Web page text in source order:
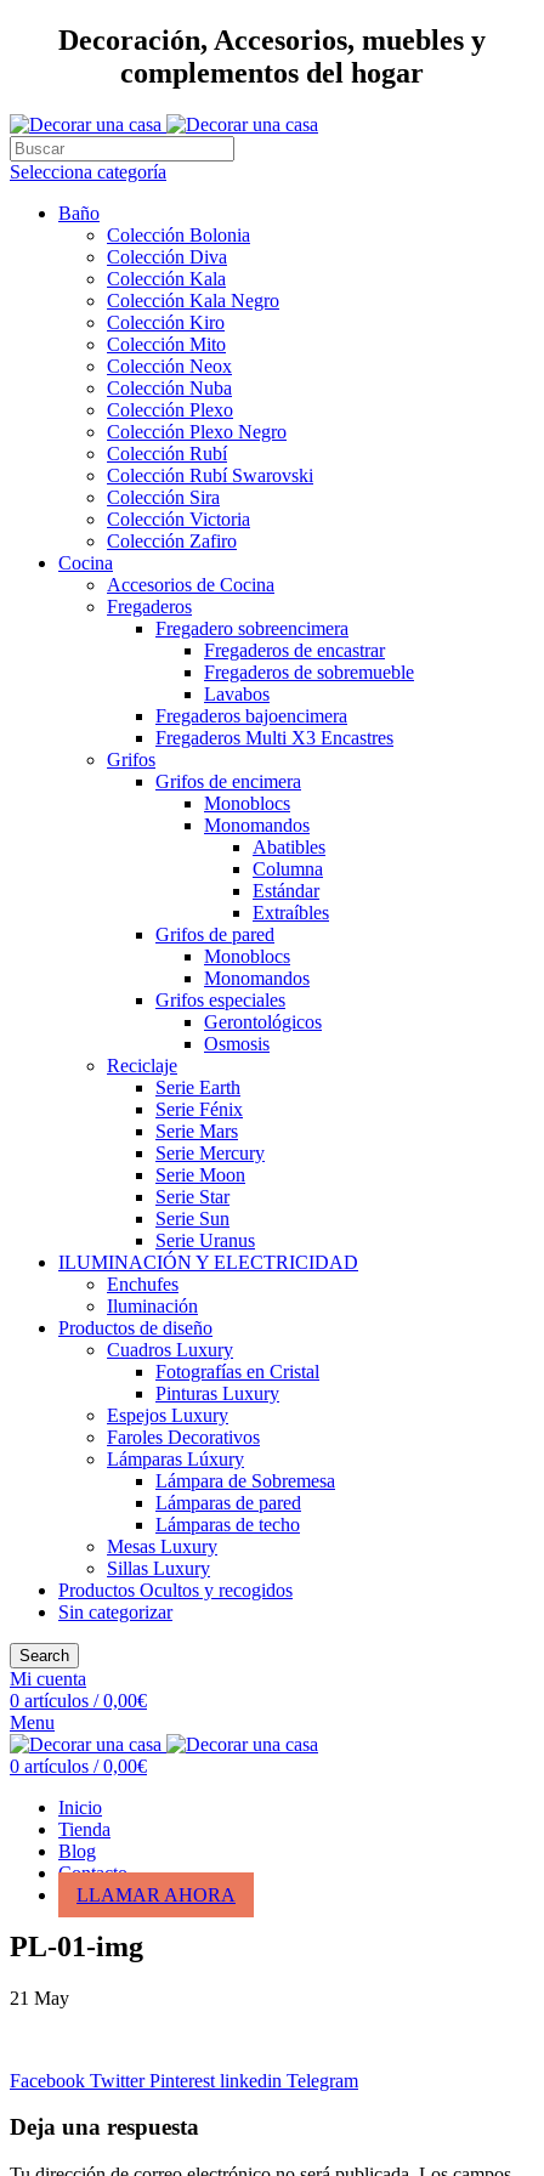
Decoración, Accesorios, muebles y
complementos del hogar
Selecciona categoría
Baño
Colección Bolonia
Colección Diva
Colección Kala
Colección Kala Negro
Colección Kiro
Colección Mito
Colección Neox
Colección Nuba
Colección Plexo
Colección Plexo Negro
Colección Rubí
Colección Rubí Swarovski
Colección Sira
Colección Victoria
Colección Zafiro
Cocina
Accesorios de Cocina
Fregaderos
Fregadero sobreencimera
Fregaderos de encastrar
Fregaderos de sobremueble
Lavabos
Fregaderos bajoencimera
Fregaderos Multi X3 Encastres
Grifos
Grifos de encimera
Monoblocs
Monomandos
Abatibles
Columna
Estándar
Extraíbles
Grifos de pared
Monoblocs
Monomandos
Grifos especiales
Gerontológicos
Osmosis
Reciclaje
Serie Earth
Serie Fénix
Serie Mars
Serie Mercury
Serie Moon
Serie Star
Serie Sun
Serie Uranus
ILUMINACIÓN Y ELECTRICIDAD
Enchufes
Iluminación
Productos de diseño
Cuadros Luxury
Fotografías en Cristal
Pinturas Luxury
Espejos Luxury
Faroles Decorativos
Lámparas Lúxury
Lámpara de Sobremesa
Lámparas de pared
Lámparas de techo
Mesas Luxury
Sillas Luxury
Productos Ocultos y recogidos
Sin categorizar
Search
Mi cuenta
0 artículos / 0,00€
Menu
0 artículos / 0,00€
Inicio
Tienda
Blog
Contacto
LLAMAR AHORA
PL-01-img
21 May
Facebook Twitter Pinterest linkedin Telegram
Deja una respuesta